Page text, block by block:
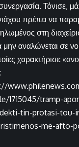
Τόνισε,
πρέπει να
στη
μην αναλώνεται σε
χαρακτήρισε
1715045/tramp-
tin-protasi-tou-
me-afto-